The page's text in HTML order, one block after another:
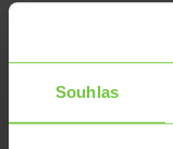
Souhlas
Jak tedy spolehlivě
obchodní aktivity? U
rozhodnutí bude